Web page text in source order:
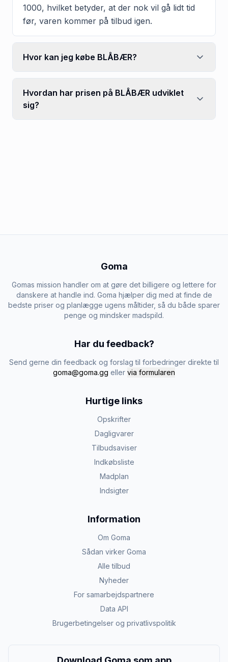
1000, hvilket betyder, at der nok vil gå lidt tid
før, varen kommer på tilbud igen.
Hvor kan jeg købe BLÅBÆR?
Hvordan har prisen på BLÅBÆR udviklet
sig?
Goma
Gomas mission handler om at gøre det billigere og lettere for
danskere at handle ind. Goma hjælper dig med at finde de
bedste priser og planlægge ugens måltider, så du både sparer
penge og mindsker madspild.
Har du feedback?
Send gerne din feedback og forslag til forbedringer direkte til
goma@goma.gg eller via formularen
Hurtige links
Opskrifter
Dagligvarer
Tilbudsaviser
Indkøbsliste
Madplan
Indsigter
Information
Om Goma
Sådan virker Goma
Alle tilbud
Nyheder
For samarbejdspartnere
Data API
Brugerbetingelser og privatlivspolitik